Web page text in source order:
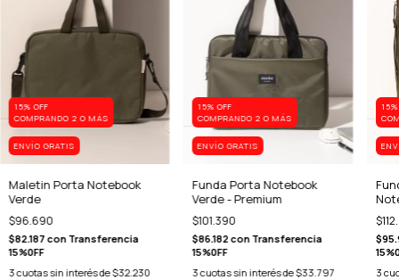
15% OFF
COMPRANDO 2 O MÁS
ENVÍO GRATIS
Maletin Porta Notebook
Verde
$96.690
$82.187 con Transferencia
15%0FF
3cuotas sin interés de$32.230
15% OFF
COMPRANDO 2 O MÁS
ENVÍO GRATIS
Funda Porta Notebook
Verde - Premium
$101.390
$86.182 con Transferencia
15%0FF
3cuotas sin interés de$33.797
3